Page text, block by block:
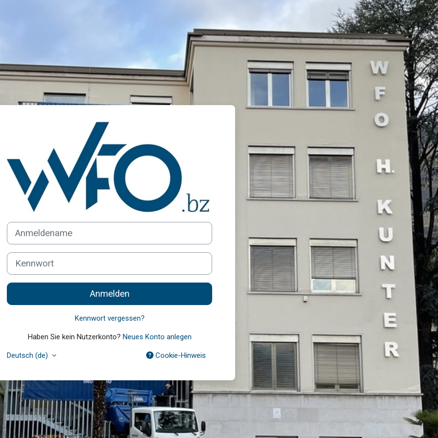
Anmelden bei 'newmoodle.wfo.bz.it'
Kontoerstellung abbrechen
Anmeldename
Kennwort
Anmelden
Kennwort vergessen?
Haben Sie kein Nutzerkonto? Neues Konto anlegen
Deutsch ‎(de)‎ Cookie-Hinweis